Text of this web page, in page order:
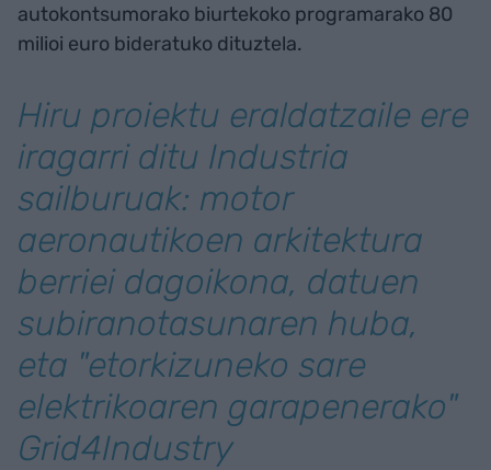
autokontsumorako biurtekoko programarako 80
milioi euro bideratuko dituztela.
Hiru proiektu eraldatzaile ere
iragarri ditu Industria
sailburuak: motor
aeronautikoen arkitektura
berriei dagoikona, datuen
subiranotasunaren huba,
eta "etorkizuneko sare
elektrikoaren garapenerako"
Grid4Industry